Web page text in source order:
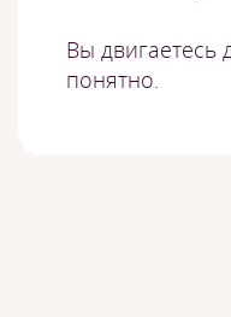
Вы двигаетесь
понятно.